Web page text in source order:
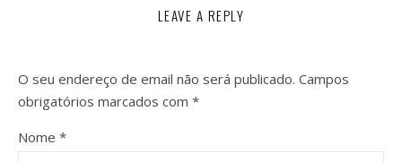
LEAVE A REPLY
O seu endereço de email não será publicado. Campos
obrigatórios marcados com *
Nome *